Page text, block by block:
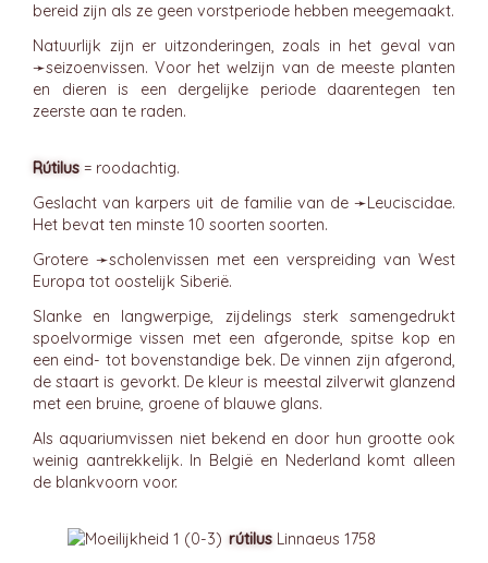
bereid zijn als ze geen vorstperiode hebben meegemaakt.
Natuurlijk zijn er uitzonderingen, zoals in het geval van
➛seizoenvissen. Voor het welzijn van de meeste planten
en dieren is een dergelijke periode daarentegen ten
zeerste aan te raden.
Rútilus = roodachtig.
Geslacht van karpers uit de familie van de ➛Leuciscidae.
Het bevat ten minste 10 soorten soorten.
Grotere ➛scholenvissen met een verspreiding van West
Europa tot oostelijk Siberië.
Slanke en langwerpige, zijdelings sterk samengedrukt
spoelvormige vissen met een afgeronde, spitse kop en
een eind- tot bovenstandige bek. De vinnen zijn afgerond,
de staart is gevorkt. De kleur is meestal zilverwit glanzend
met een bruine, groene of blauwe glans.
Als aquariumvissen niet bekend en door hun grootte ook
weinig aantrekkelijk. In België en Nederland komt alleen
de blankvoorn voor.
rútilus Linnaeus 1758